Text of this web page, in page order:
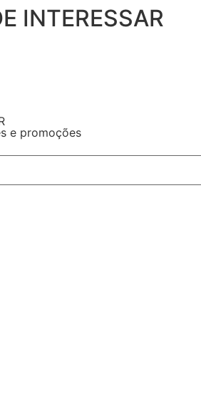
INTERESSAR
e promoções